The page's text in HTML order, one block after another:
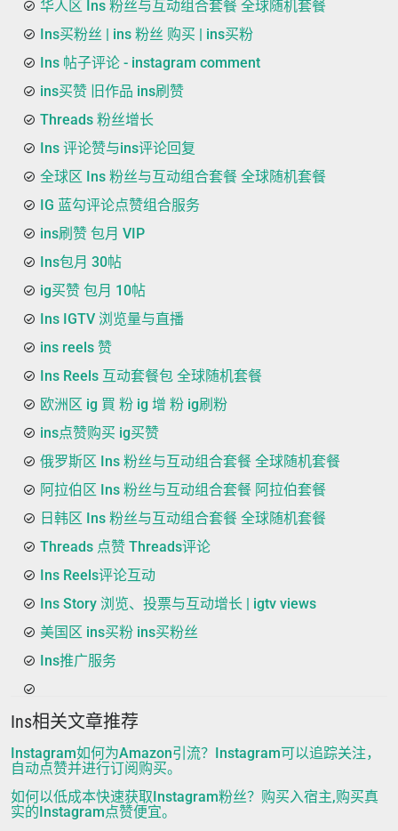
华人区 Ins 粉丝与互动组合套餐 全球随机套餐
Ins买粉丝 | ins 粉丝 购买 | ins买粉
Ins 帖子评论 - instagram comment
ins买赞 旧作品 ins刷赞
Threads 粉丝增长
Ins 评论赞与ins评论回复
全球区 Ins 粉丝与互动组合套餐 全球随机套餐
IG 蓝勾评论点赞组合服务
ins刷赞 包月 VIP
Ins包月 30帖
ig买赞 包月 10帖
Ins IGTV 浏览量与直播
ins reels 赞
Ins Reels 互动套餐包 全球随机套餐
欧洲区 ig 買 粉 ig 增 粉 ig刷粉
ins点赞购买 ig买赞
俄罗斯区 Ins 粉丝与互动组合套餐 全球随机套餐
阿拉伯区 Ins 粉丝与互动组合套餐 阿拉伯套餐
日韩区 Ins 粉丝与互动组合套餐 全球随机套餐
Threads 点赞 Threads评论
Ins Reels评论互动
Ins Story 浏览、投票与互动增长 | igtv views
美国区 ins买粉 ins买粉丝
Ins推广服务
Ins相关文章推荐
Instagram如何为Amazon引流？Instagram可以追踪关注，
自动点赞并进行订阅购买。
如何以低成本快速获取Instagram粉丝？购买入宿主,购买真
实的Instagram点赞便宜。